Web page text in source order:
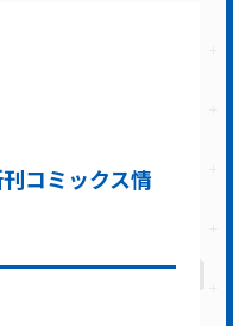
コミックス情